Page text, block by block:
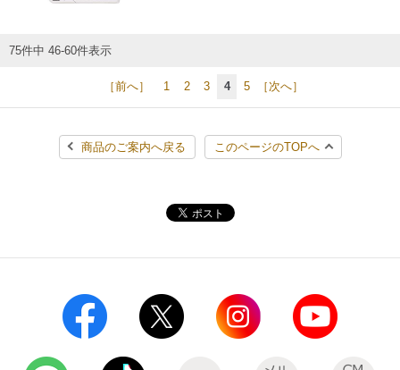
75件中 46-60件表示
［前へ］ 1 2 3 4 5 ［次へ］
商品のご案内へ戻る このページのTOPへ